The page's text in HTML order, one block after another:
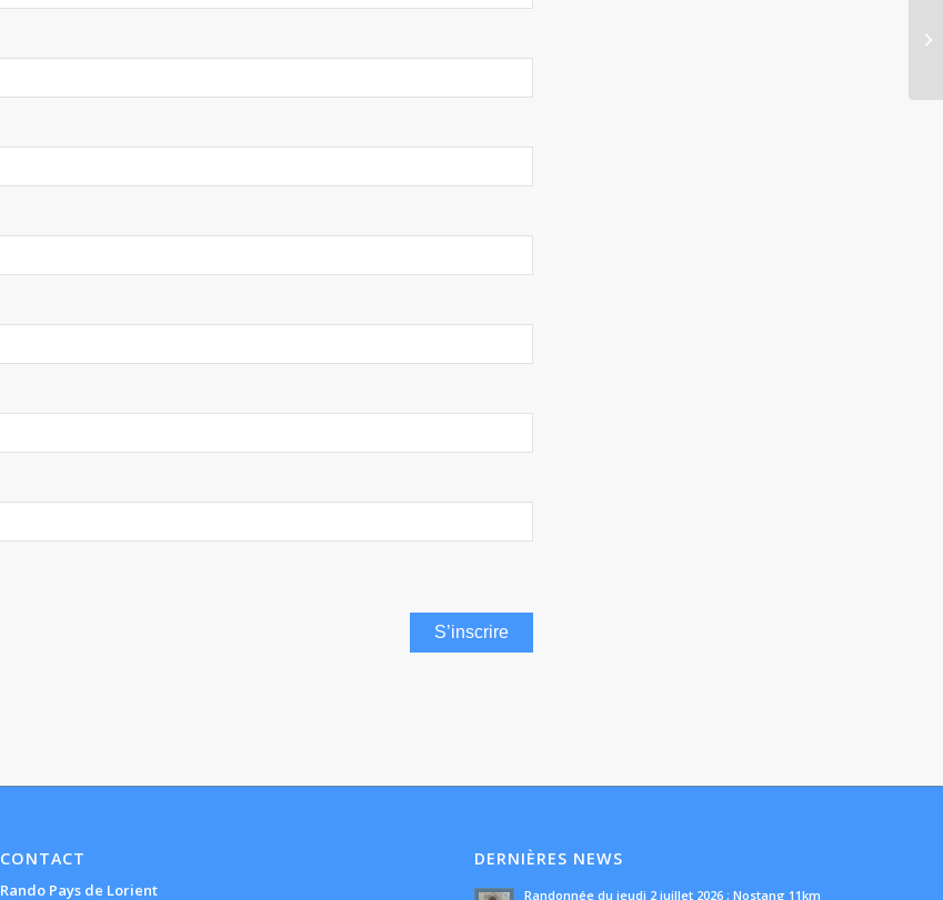
CONTACT
Rando Pays de Lorient
DERNIÈRES NEWS
Randonnée du jeudi 2 juillet 2026 ; Nostang 11km